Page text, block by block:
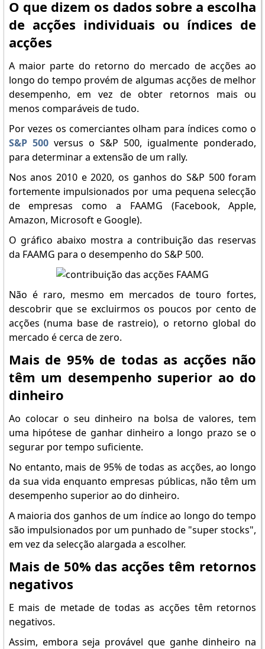
O que dizem os dados sobre a escolha
de acções individuais ou índices de
acções
A maior parte do retorno do mercado de acções ao
longo do tempo provém de algumas acções de melhor
desempenho, em vez de obter retornos mais ou
menos comparáveis de tudo.
Por vezes os comerciantes olham para índices como o
S&P 500versus o S&P 500, igualmente ponderado,
para determinar a extensão de um rally.
Nos anos 2010 e 2020, os ganhos do S&P 500 foram
fortemente impulsionados por uma pequena selecção
de empresas como a FAAMG (Facebook, Apple,
Amazon, Microsoft e Google).
O gráfico abaixo mostra a contribuição das reservas
da FAAMG para o desempenho do S&P 500.
Não é raro, mesmo em mercados de touro fortes,
descobrir que se excluirmos os poucos por cento de
acções (numa base de rastreio), o retorno global do
mercado é cerca de zero.
Mais de 95% de todas as acções não
têm um desempenho superior ao do
dinheiro
Ao colocar o seu dinheiro na bolsa de valores, tem
uma hipótese de ganhar dinheiro a longo prazo se o
segurar por tempo suficiente.
No entanto, mais de 95% de todas as acções, ao longo
da sua vida enquanto empresas públicas, não têm um
desempenho superior ao do dinheiro.
A maioria dos ganhos de um índice ao longo do tempo
são impulsionados por um punhado de "super stocks",
em vez da selecção alargada a escolher.
Mais de 50% das acções têm retornos
negativos
E mais de metade de todas as acções têm retornos
negativos.
Assim, embora seja provável que ganhe dinheiro na